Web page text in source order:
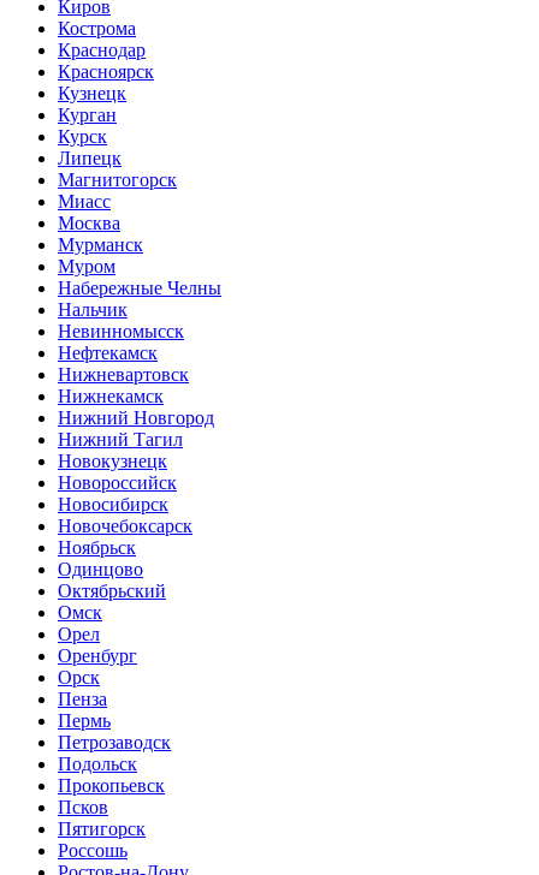
Киров
Кострома
Краснодар
Красноярск
Кузнецк
Курган
Курск
Липецк
Магнитогорск
Миасс
Москва
Мурманск
Муром
Набережные Челны
Нальчик
Невинномысск
Нефтекамск
Нижневартовск
Нижнекамск
Нижний Новгород
Нижний Тагил
Новокузнецк
Новороссийск
Новосибирск
Новочебоксарск
Ноябрьск
Одинцово
Октябрьский
Омск
Орел
Оренбург
Орск
Пенза
Пермь
Петрозаводск
Подольск
Прокопьевск
Псков
Пятигорск
Россошь